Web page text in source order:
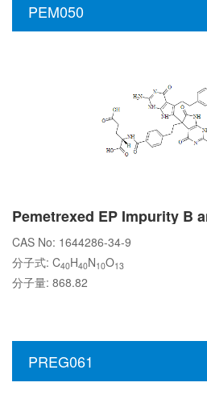
PEM050
CAS No: 1644286-34-9
分子式: C40H40N10O13
分子量: 868.82
PREG061